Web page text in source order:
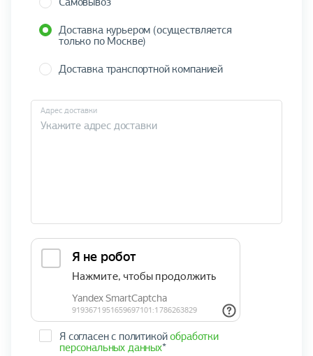
Доставка курьером (осуществляется
только по Москве)
Доставка транспортной компанией
Адрес доставки
Я согласен с политикойобработки
персональных данных*